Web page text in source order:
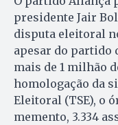
presidente Jair
disputa eleitoral
apesar do partido
mais de 1 milhão
homologação da
Eleitoral (TSE), o
memento, 3.334